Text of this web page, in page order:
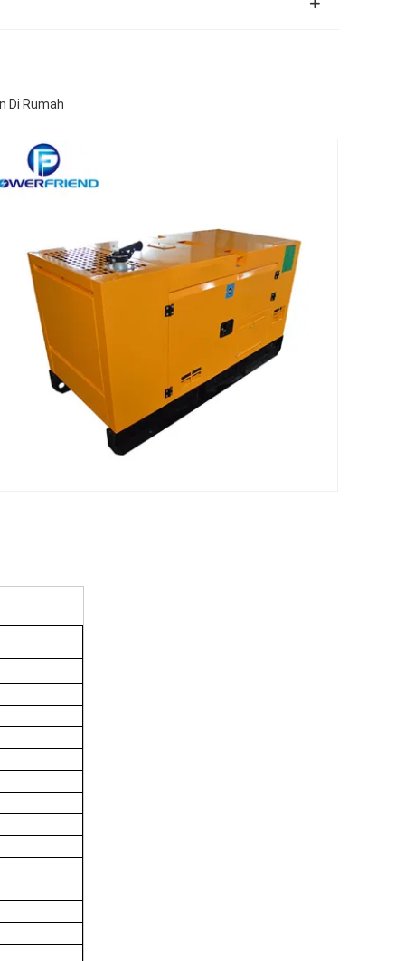
Di Rumah